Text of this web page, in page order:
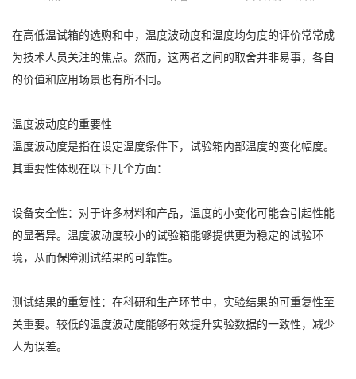
在高低温试箱的选购和中，温度波动度和温度均匀度的评价常常成
为技术人员关注的焦点。然而，这两者之间的取舍并非易事，各自
的价值和应用场景也有所不同。
温度波动度的重要性
温度波动度是指在设定温度条件下，试验箱内部温度的变化幅度。
其重要性体现在以下几个方面：
设备安全性：对于许多材料和产品，温度的小变化可能会引起性能
的显著异。温度波动度较小的试验箱能够提供更为稳定的试验环
境，从而保障测试结果的可靠性。
测试结果的重复性：在科研和生产环节中，实验结果的可重复性至
关重要。较低的温度波动度能够有效提升实验数据的一致性，减少
人为误差。